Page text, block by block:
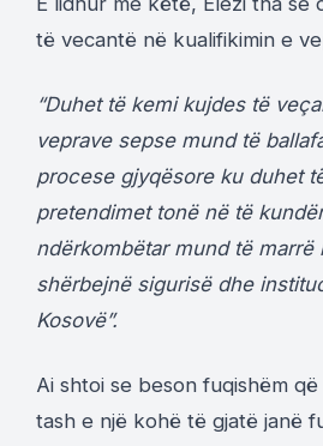
të vecantë në kualifikimin e
“Duhet të kemi kujdes të
veprave sepse mund të
procese gjyqësore ku duhet
pretendimet tonë në të
ndërkombëtar mund të marrë
shërbejnë sigurisë dhe
Kosovë”.
Ai shtoi se beson fuqishëm
tash e një kohë të gjatë janë